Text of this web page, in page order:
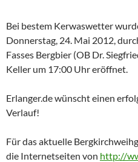
Bei bestem Kerwaswetter
Donnerstag, 24. Mai 2012,
Fasses Bergbier (OB Dr.
Keller um 17:00 Uhr eröffnet.
Erlanger.de wünscht einen
Verlauf!
Für das aktuelle
die Internetseiten von http://